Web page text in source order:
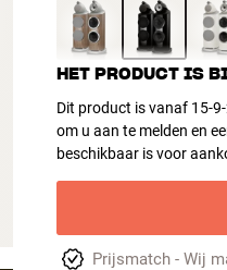
HET PRODUCT IS
Dit product is vanaf 15-
om u aan te melden en
beschikbaar is voor
Prijsmatch - Wij